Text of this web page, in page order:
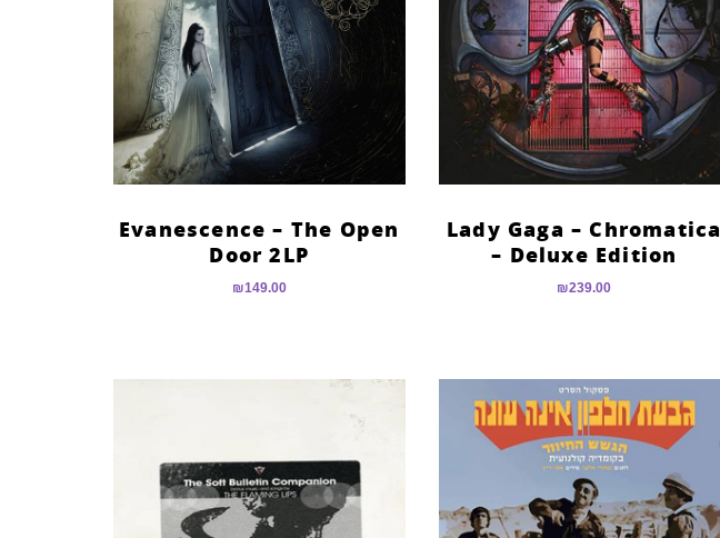
Lady Gaga – Chromatica
– Deluxe Edition
₪239.00
Evanescence – The Open
Door 2LP
₪149.00